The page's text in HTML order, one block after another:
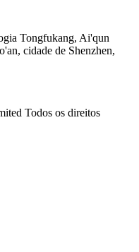
Tongfukang, Ai'qun
cidade de Shenzhen,
Todos os direitos